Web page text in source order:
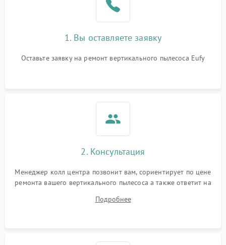
1. Вы оставляете заявку
Оставьте заявку на ремонт вертикального пылесоса Eufy
2. Консультация
Менеджер колл центра позвонит вам, сориентирует по цене
ремонта вашего вертикального пылесоса а также ответит на
Подробнее